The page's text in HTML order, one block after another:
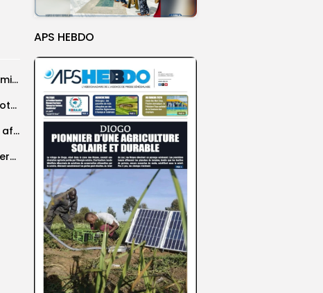
APS HEBDO
We! Fund, une filiale du FONSIS, investit 800 millions de francs CFA...
‎La FSF fixe le démarrage de la saison de football pour le...
‎Mondial minifootball 2027 : cinq sélections africaines déjà qualifiées, trois billets encore...
Grand Magal : l’appel à la paix et à la préservation de...